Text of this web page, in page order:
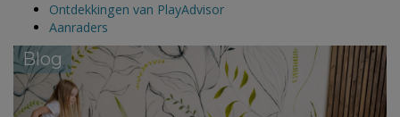
Ontdekkingen van PlayAdvisor
Aanraders
Blog